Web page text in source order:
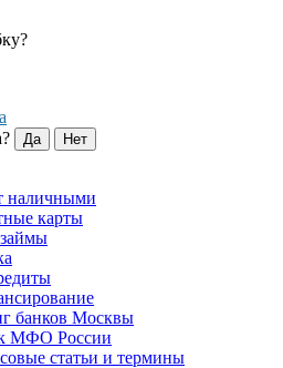
наличными
карты
банков Москвы
МФО России
статьи и термины